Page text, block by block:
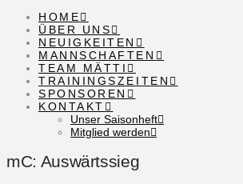
HOME
ÜBER UNS
NEUIGKEITEN
MANNSCHAFTEN
TEAM MÄTTI
TRAININGSZEITEN
SPONSOREN
KONTAKT
Unser Saisonheft
Mitglied werden
mC: Auswärtssieg